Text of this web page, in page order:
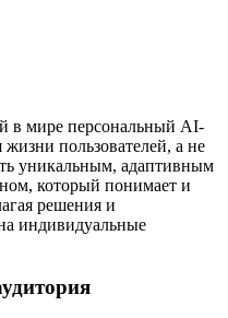
в мире персональный AI-
пользователей, а не
уникальным, адаптивным
который понимает и
решения и
индивидуальные